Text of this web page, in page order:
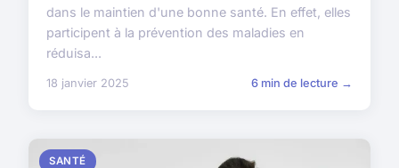
dans le maintien d'une bonne santé. En effet, elles
participent à la prévention des maladies en
réduisa...
18 janvier 2025 6 min de lecture →
SANTÉ